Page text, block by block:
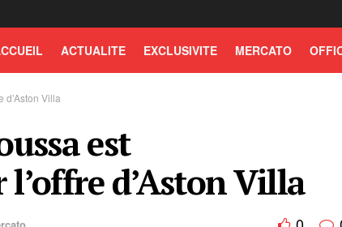
ACTUALITE EXCLUSIVITE MERCATO
d’Aston Villa
est
d’Aston Villa